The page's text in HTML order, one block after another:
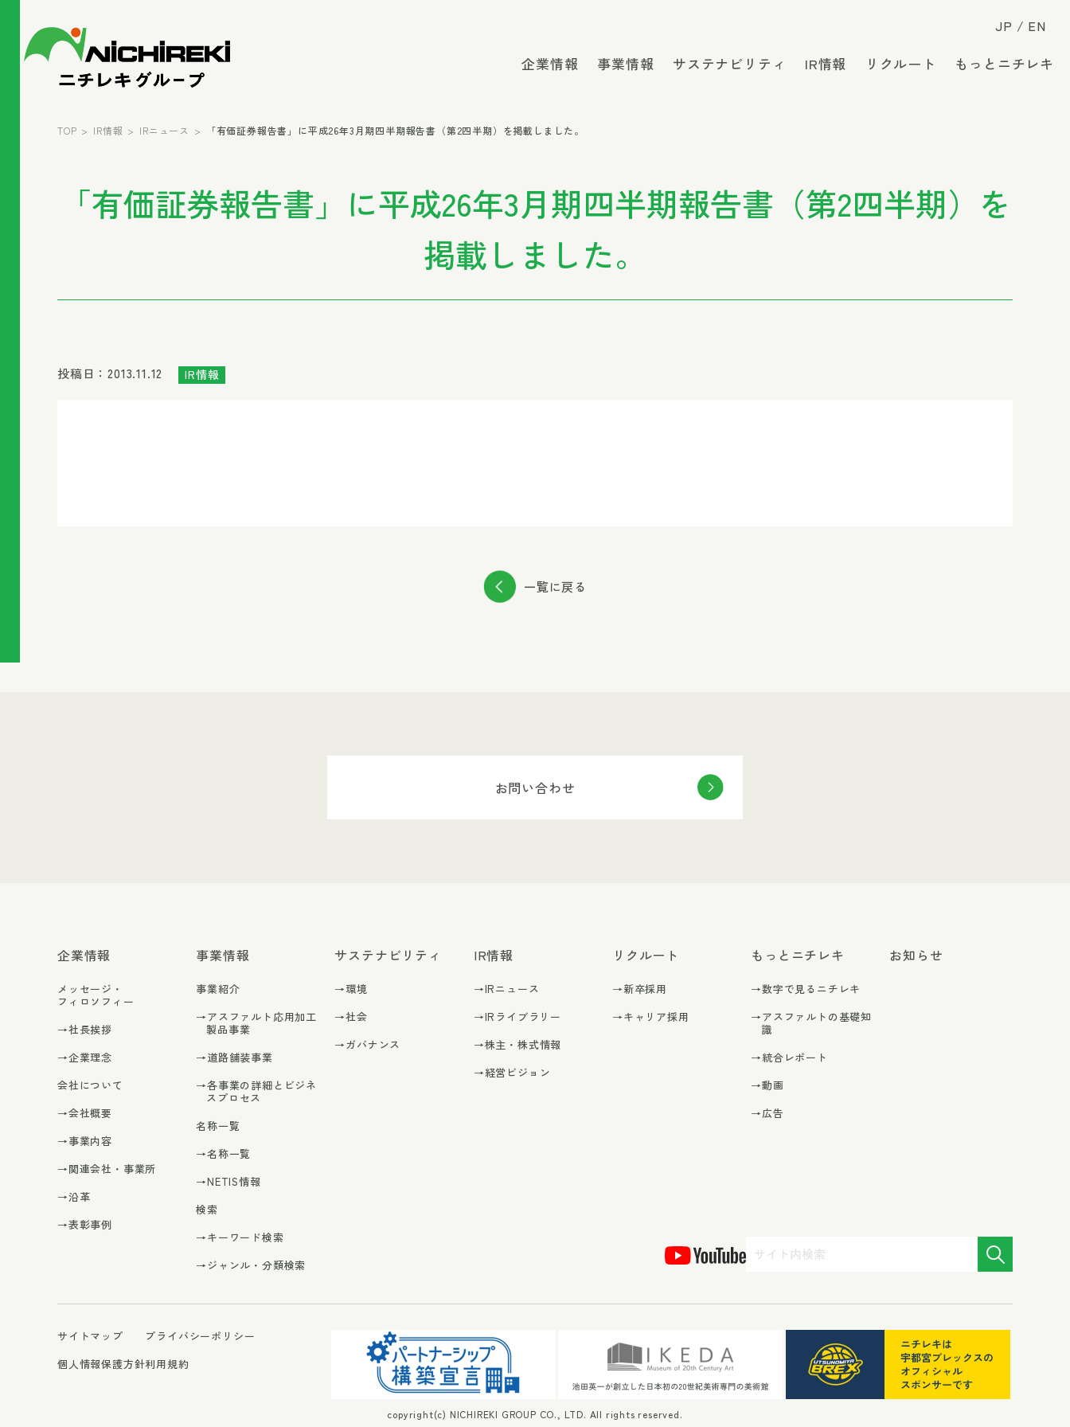
JP EN
企業情報 事業情報 サステナビリティ IR情報 リクルート もっとニチレキ
TOP IR情報 IRニュース 「有価証券報告書」に平成26年3月期四半期報告書（第2四半期）を掲載しました。
「有価証券報告書」に平成26年3月期四半期報告書（第2四半期）を
掲載しました。
投稿日：2013.11.12 IR情報
一覧に戻る
お問い合わせ
企業情報
メッセージ・
フィロソフィー
→社長挨拶
→企業理念
会社について
→会社概要
→事業内容
→関連会社・事業所
→沿革
→表彰事例
事業情報
事業紹介
→アスファルト応用加工
製品事業
→道路舗装事業
→各事業の詳細とビジネ
スプロセス
名称一覧
→名称一覧
→NETIS情報
検索
→キーワード検索
→ジャンル・分類検索
サステナビリティ
→環境
→社会
→ガバナンス
IR情報
→IRニュース
→IRライブラリー
→株主・株式情報
→経営ビジョン
リクルート
→新卒採用
→キャリア採用
もっとニチレキ
→数字で見るニチレキ
→アスファルトの基礎知
識
→統合レポート
→動画
→広告
お知らせ
サイトマップ
個人情報保護方針
プライバシーポリシー
利用規約
copyright(c) NICHIREKI GROUP CO., LTD. All rights reserved.